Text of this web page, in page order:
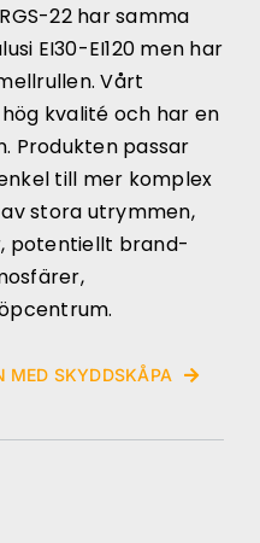
22 har samma
EI30-EI120 men har
Vårt
kvalité och har en
Produkten passar
till mer komplex
stora utrymmen,
potentiellt brand-
MED SKYDDSKÅPA